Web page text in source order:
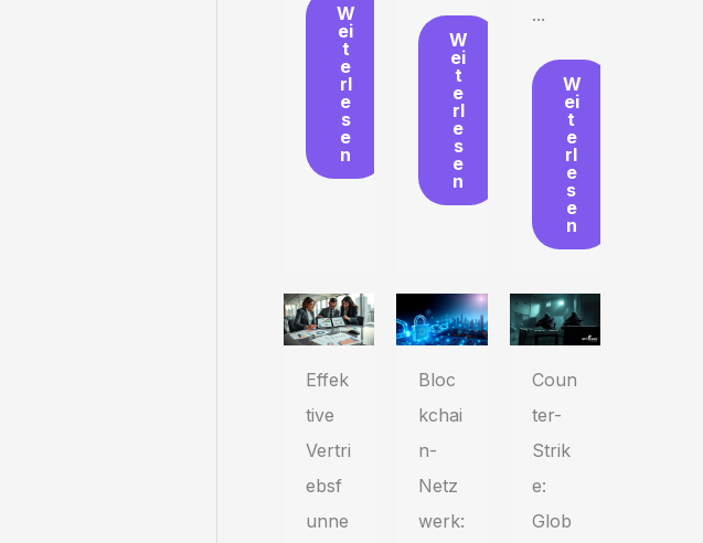
W
ei
t
e
rl
e
s
e
n
W
ei
t
e
rl
e
s
e
n
...
W
ei
t
e
rl
e
s
e
n
Effek
tive
Vertri
ebsf
unne
Bloc
kchai
n-
Netz
werk:
Coun
ter-
Strik
e:
Glob